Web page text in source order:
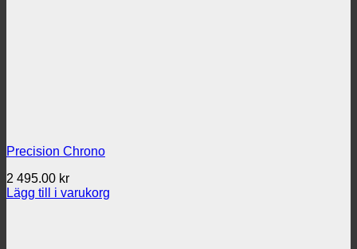
Precision Chrono
2 495.00 kr
Lägg till i varukorg